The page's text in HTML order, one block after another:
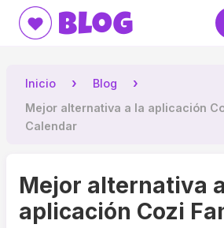
Blog
Inicio
Blog
Mejor alternativa a la aplicación
Calendar
Mejor alternativa
aplicación Cozi